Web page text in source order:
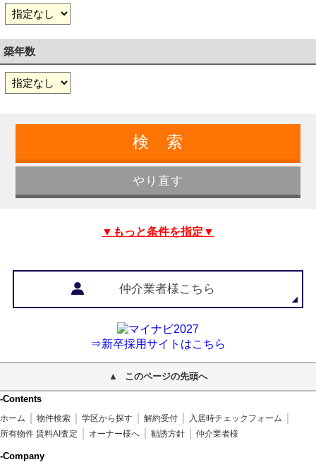
築年数
▼もっと条件を指定▼
仲介業者様こちら
⇒新卒採用サイトはこちら
このページの先頭へ
-Contents
ホーム 物件検索 学区から探す 解約受付
入居時チェックフォーム
所有物件 賃料AI査定
オーナー様へ 勧誘方針 仲介業者様
-Company